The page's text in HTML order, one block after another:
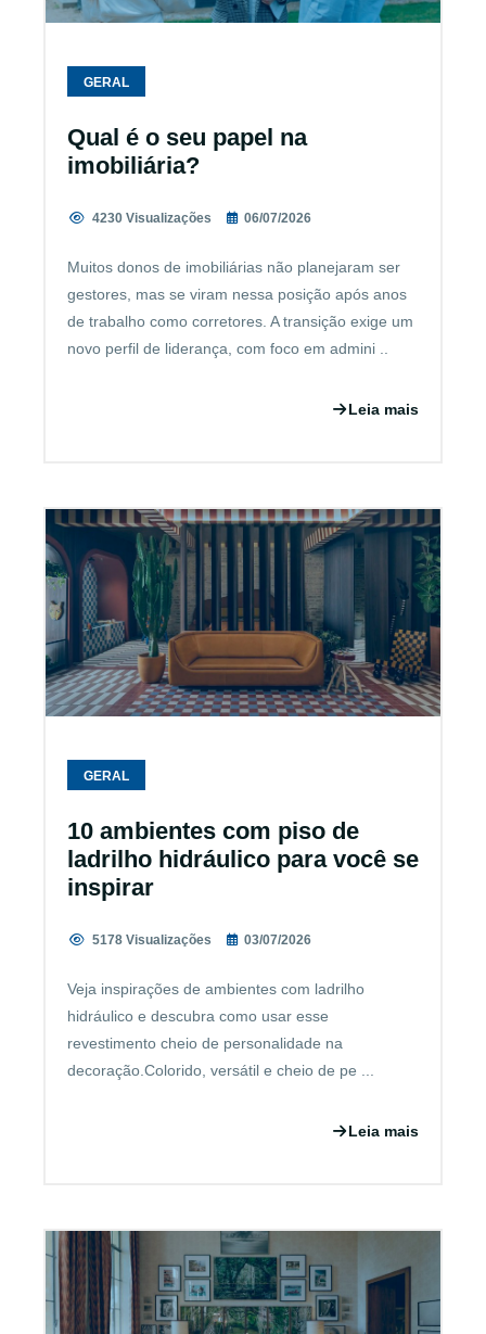
GERAL
Qual é o seu papel na
imobiliária?
4230 Visualizações 06/07/2026
Muitos donos de imobiliárias não planejaram ser
gestores, mas se viram nessa posição após anos
de trabalho como corretores. A transição exige um
novo perfil de liderança, com foco em admini ..
Leia mais
GERAL
10 ambientes com piso de
ladrilho hidráulico para você se
inspirar
5178 Visualizações 03/07/2026
Veja inspirações de ambientes com ladrilho
hidráulico e descubra como usar esse
revestimento cheio de personalidade na
decoração.Colorido, versátil e cheio de pe ...
Leia mais